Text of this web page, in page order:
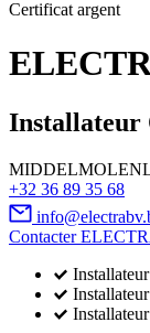
Certificat argent
Installateur
+32 36 89 35 68
Contacter